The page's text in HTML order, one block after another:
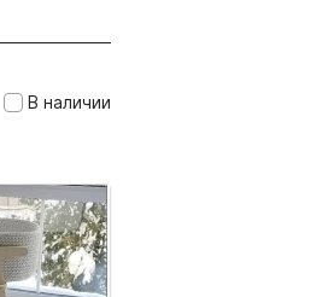
В наличии